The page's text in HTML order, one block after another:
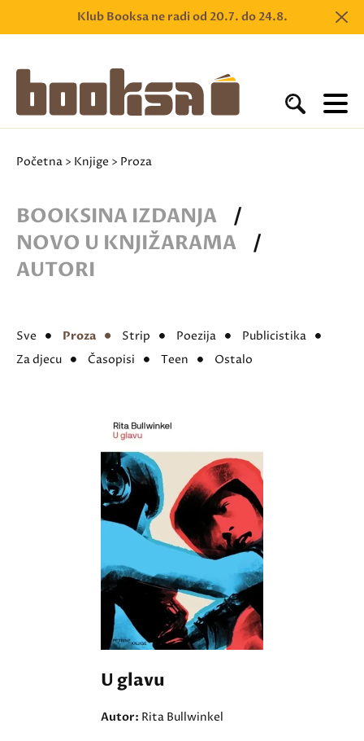
Klub Booksa ne radi od 20.7. do 24.8.
Početna > Knjige > Proza
BOOKSINA IZDANJA
/
NOVO U KNJIŽARAMA
/
AUTORI
Sve Proza Strip Poezija
Publicistika
Za djecu
Časopisi Teen Ostalo
U glavu
Autor: Rita Bullwinkel